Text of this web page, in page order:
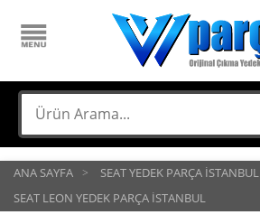
ANA SAYFA
SEAT YEDEK PARÇA İSTANBUL
SEAT LEON YEDEK PARÇA İSTANBUL